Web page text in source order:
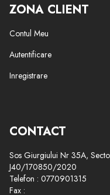
ZONA CLIENT
Contul Meu
Autentificare
Inregistrare
CONTACT
Sos Giurgiului Nr 35A,
J40/170850/2020
Telefon : 0770901315
Fax :